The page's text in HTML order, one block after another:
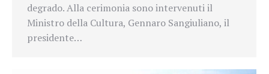
degrado. Alla cerimonia sono intervenuti il
Ministro della Cultura, Gennaro Sangiuliano, il
presidente…